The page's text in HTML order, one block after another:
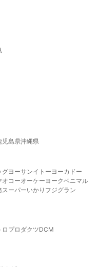
児島県沖縄県
グヨーサンイトーヨーカドー
オコーオーケー ヨークベニマル
スーパーいかり フジグラン
ロプロダクツDCM